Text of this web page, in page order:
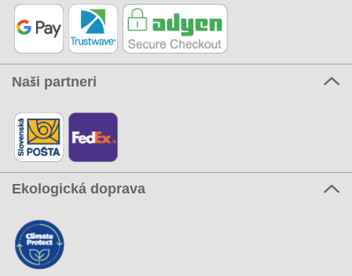
Naši partneri
Ekologická doprava